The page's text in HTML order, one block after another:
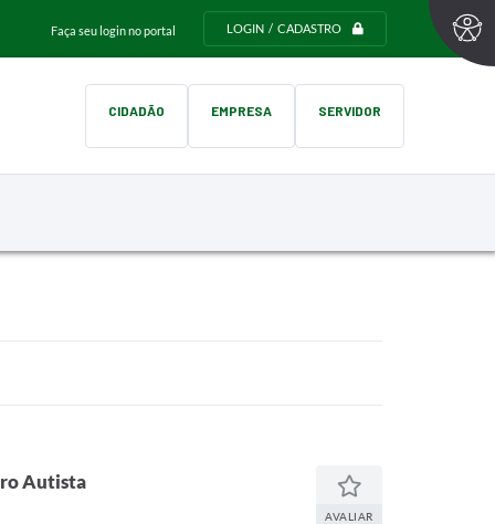
Faça seu login no portal LOGIN / CADASTRO
CIDADÃO EMPRESA SERVIDOR
Autista
AVALIAR